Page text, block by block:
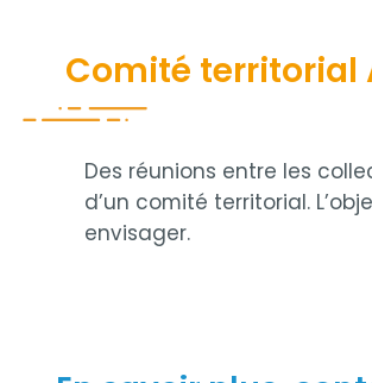
Comité territorial
Des réunions entre les
d’un comité territorial.
envisager.